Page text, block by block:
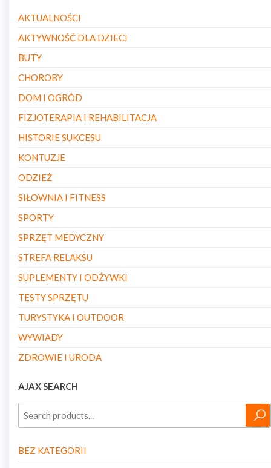
AKTUALNOŚCI
AKTYWNOŚĆ DLA DZIECI
BUTY
CHOROBY
DOM I OGRÓD
FIZJOTERAPIA I REHABILITACJA
HISTORIE SUKCESU
KONTUZJE
ODZIEŻ
SIŁOWNIA I FITNESS
SPORTY
SPRZĘT MEDYCZNY
STREFA RELAKSU
SUPLEMENTY I ODŻYWKI
TESTY SPRZĘTU
TURYSTYKA I OUTDOOR
WYWIADY
ZDROWIE I URODA
AJAX SEARCH
BEZ KATEGORII